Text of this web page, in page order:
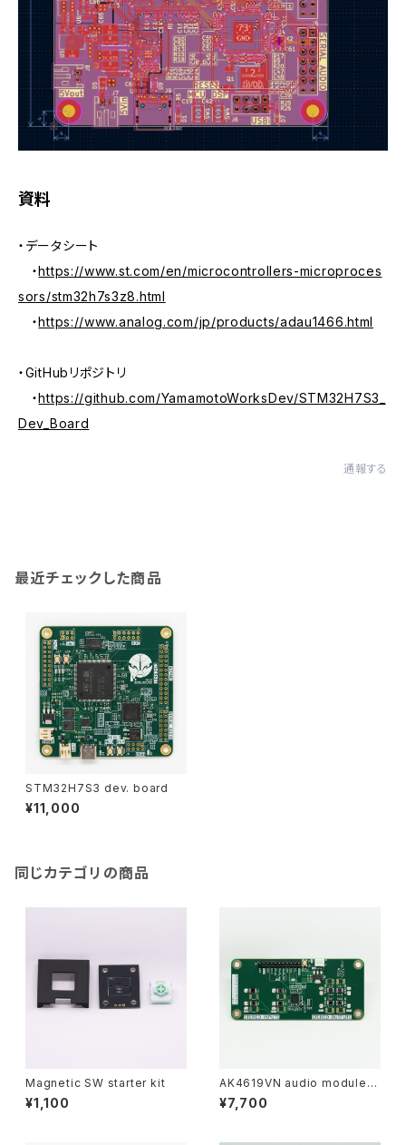
資料
・データシート
・https://www.st.com/en/microcontrollers-microproces
sors/stm32h7s3z8.html
・https://www.analog.com/jp/products/adau1466.html
・GitHubリポジトリ
・https://github.com/YamamotoWorksDev/STM32H7S3_
Dev_Board
通報する
最近チェックした商品
STM32H7S3 dev. board
¥11,000
同じカテゴリの商品
Magnetic SW starter kit
¥1,100
AK4619VN audio module (1
x4)
¥7,700